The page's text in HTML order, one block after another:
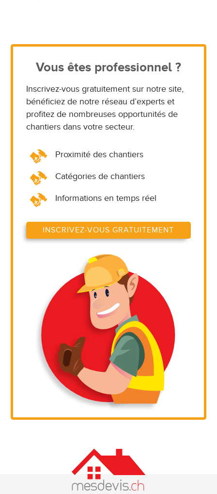
Vous êtes professionnel ?
Inscrivez-vous gratuitement sur notre site,
bénéficiez de notre réseau d’experts et
profitez de nombreuses opportunités de
chantiers dans votre secteur.
Proximité des chantiers
Catégories de chantiers
Informations en temps réel
INSCRIVEZ-VOUS GRATUITEMENT